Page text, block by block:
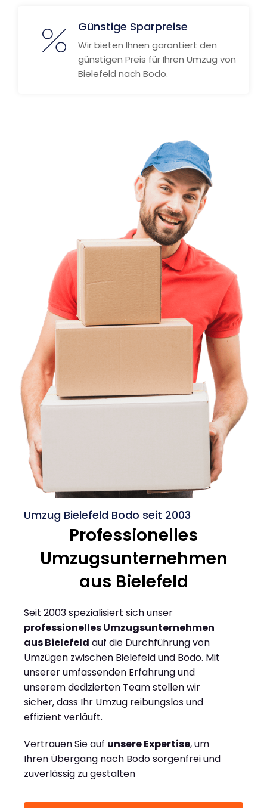
Günstige Sparpreise
Wir bieten Ihnen garantiert den
günstigen Preis für Ihren Umzug von
Bielefeld nach Bodo.
Umzug Bielefeld Bodo seit 2003
Professionelles
Umzugsunternehmen
aus Bielefeld
Seit 2003 spezialisiert sich unser
professionelles Umzugsunternehmen
aus Bielefeld auf die Durchführung von
Umzügen zwischen Bielefeld und Bodo. Mit
unserer umfassenden Erfahrung und
unserem dedizierten Team stellen wir
sicher, dass Ihr Umzug reibungslos und
effizient verläuft.
Vertrauen Sie auf unsere Expertise, um
Ihren Übergang nach Bodo sorgenfrei und
zuverlässig zu gestalten